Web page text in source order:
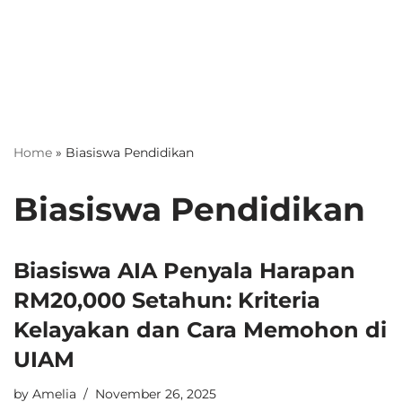
Home » Biasiswa Pendidikan
Biasiswa Pendidikan
Biasiswa AIA Penyala Harapan
RM20,000 Setahun: Kriteria
Kelayakan dan Cara Memohon di
UIAM
by Amelia November 26, 2025